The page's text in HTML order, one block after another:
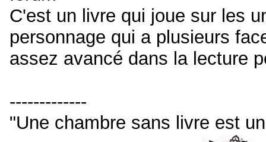
C'est un livre qui joue sur les
personnage qui a plusieurs
assez avancé dans la lecture
-------------
"Une chambre sans livre est